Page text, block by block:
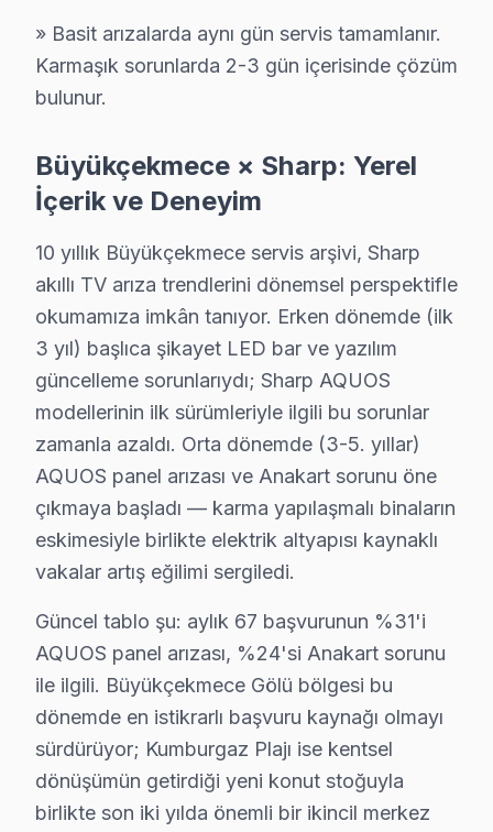
· Müşteri memnuniyeti%97
· Ortalama tamir süresi:1–2 iş günü
· Tüm işlemler
Bu sayfayla ilgili hizmet sayfaları:
↑ Sharp Servis Ana Sayfası
↑ Büyükçekmece TV Servis Merkezi
Büyükçekmece Yakın İlçelerde Sharp Servisi
· Bağcılar Sharp
· Bahçelievler Sharp
· Bakırköy Sharp
· Başakşehir Sharp
· Bayrampaşa Sharp
· Beşiktaş Sharp
Büyükçekmece Diğer Marka Servisleri
· Büyükçekmece Sony
· Büyükçekmece Philips
· Büyükçekmece Hi-Level
· Büyükçekmece iFFALCON
» Basit arızalarda aynı gün servis tamamlanır.
Karmaşık sorunlarda 2-3 gün içerisinde çözüm
bulunur.
Büyükçekmece × Sharp: Yerel
İçerik ve Deneyim
10 yıllık Büyükçekmece servis arşivi, Sharp
akıllı TV arıza trendlerini dönemsel perspektifle
okumamıza imkân tanıyor. Erken dönemde (ilk
3 yıl) başlıca şikayet LED bar ve yazılım
güncelleme sorunlarıydı; Sharp AQUOS
modellerinin ilk sürümleriyle ilgili bu sorunlar
zamanla azaldı. Orta dönemde (3-5. yıllar)
AQUOS panel arızası ve Anakart sorunu öne
çıkmaya başladı — karma yapılaşmalı binaların
eskimesiyle birlikte elektrik altyapısı kaynaklı
vakalar artış eğilimi sergiledi.
Güncel tablo şu: aylık 67 başvurunun %31'i
AQUOS panel arızası, %24'si Anakart sorunu
ile ilgili. Büyükçekmece Gölü bölgesi bu
dönemde en istikrarlı başvuru kaynağı olmayı
sürdürüyor; Kumburgaz Plajı ise kentsel
dönüşümün getirdiği yeni konut stoğuyla
birlikte son iki yılda önemli bir ikincil merkez